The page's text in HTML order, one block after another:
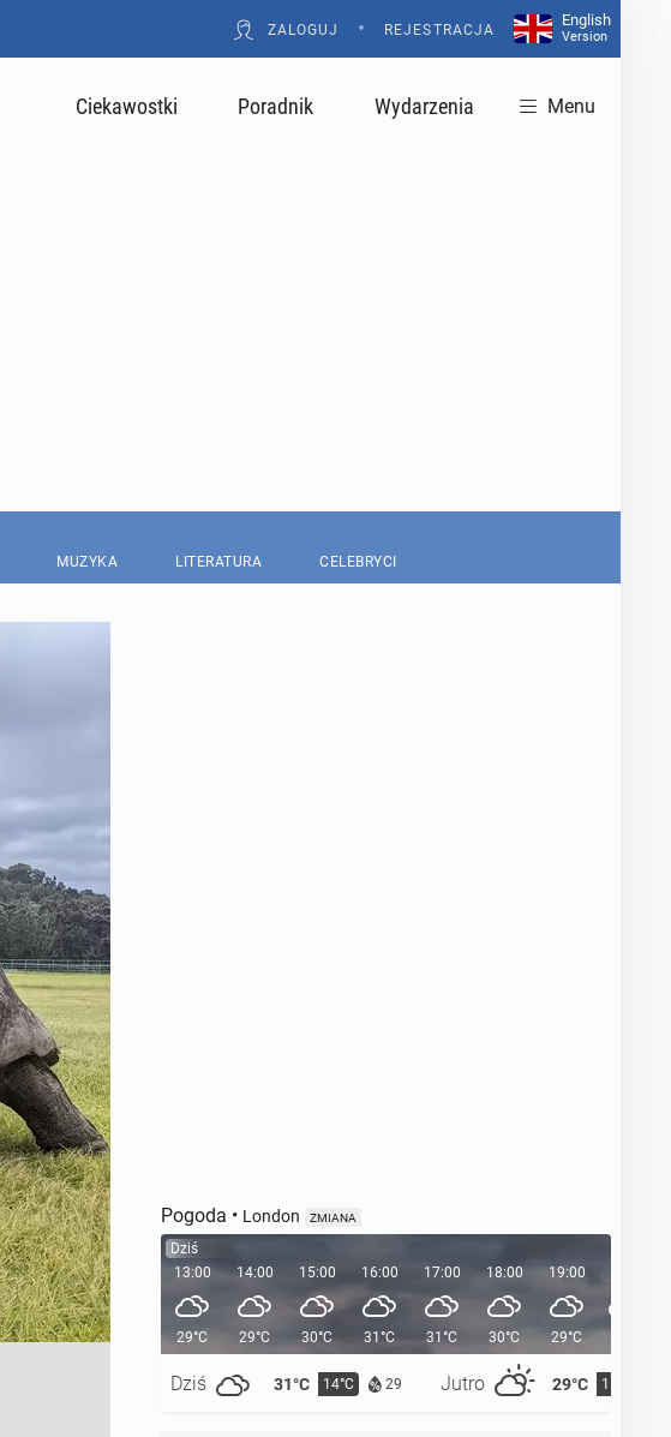
ZALOGUJ • REJESTRACJA
English
Version
Ciekawostki Poradnik Wydarzenia Menu
MUZYKA LITERATURA CELEBRYCI
Pogoda • London ZMIANA
Dziś
13:00
29°C
Dziś 31°C 14°C 29 Jutro 29°C 15°C
14:00
29°C
15:00
30°C
16:00
31°C
17:00
31°C
18:00
30°C
19:00
29°C